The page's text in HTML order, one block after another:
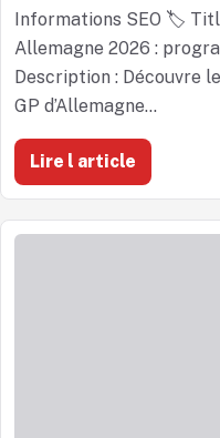
Informations SEO 🏷️
Allemagne 2026 :
Description : Découvre
GP d’Allemagne...
Lire l article